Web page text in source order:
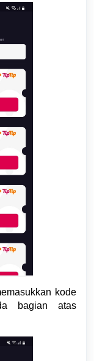
kode
bagian atas